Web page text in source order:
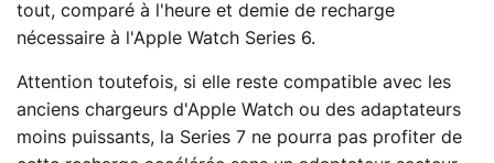
tout, comparé à l'heure et demie de recharge
nécessaire à l'Apple Watch Series 6.
Attention toutefois, si elle reste compatible avec les
anciens chargeurs d'Apple Watch ou des adaptateurs
moins puissants, la Series 7 ne pourra pas profiter de